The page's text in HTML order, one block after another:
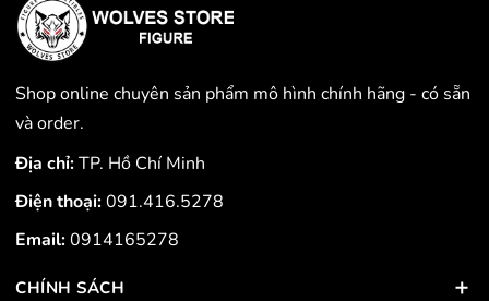
Shop online chuyên sản phẩm mô hình chính hãng - có sẵn
và order.
Địa chỉ:TP. Hồ Chí Minh
Điện thoại:091.416.5278
Email:0914165278
CHÍNH SÁCH